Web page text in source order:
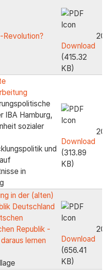
Revolution?
Download
(415.32
KB)
IBA Hamburg,
sozialer
und
in
Download
(313.89
KB)
in der (alten)
Deutschland
Republik -
lernen
Download
(656.41
KB)